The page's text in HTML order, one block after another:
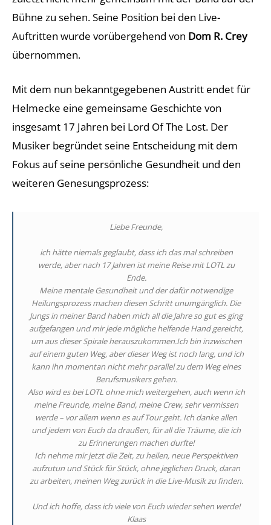
Bühne zu sehen. Seine Position bei den Live-
Auftritten wurde vorübergehend von Dom R. Crey
übernommen.
Mit dem nun bekanntgegebenen Austritt endet für
Helmecke eine gemeinsame Geschichte von
insgesamt 17 Jahren bei Lord Of The Lost. Der
Musiker begründet seine Entscheidung mit dem
Fokus auf seine persönliche Gesundheit und den
weiteren Genesungsprozess:
Liebe Freunde,
ich hätte niemals geglaubt, dass ich das mal schreiben
werde, aber nach 17 Jahren ist meine Reise mit LOTL zu
Ende.
Meine mentale Gesundheit und der dafür notwendige
Heilungsprozess machen diesen Schritt unumgänglich. Die
Jungs in meiner Band haben mich all die Jahre so gut es ging
aufgefangen und mir jede mögliche helfende Hand gereicht,
um aus dieser Spirale herauszukommen.Ich bin inzwischen
auf einem guten Weg, aber dieser Weg ist noch lang, und ich
kann ihn momentan nicht mehr parallel zu dem Weg eines
Berufsmusikers gehen.
Also wird es bei LOTL ohne mich weitergehen, auch wenn ich
meine Freunde, meine Band, meine Crew, sehr vermissen
werde – vor allem wenn es auf Tour geht. Ich danke allen
und jedem von Euch da draußen, für all die Träume, die ich
zu Erinnerungen machen durfte!
Ich nehme mir jetzt die Zeit, zu heilen, neue Perspektiven
aufzutun und Stück für Stück, ohne jeglichen Druck, daran
zu arbeiten, meinen Weg zurück in die Live-Musik zu finden.
Und ich hoffe, dass ich viele von Euch wieder sehen werde!
Klaas